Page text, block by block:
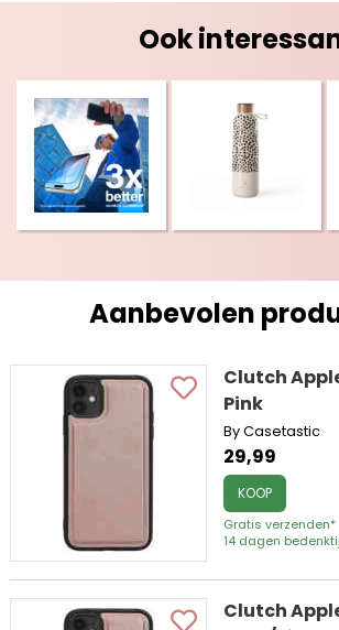
Ook
Aanbevolen
Clutch
Pink
By Casetastic
29,99
KOOP
Gratis verzenden*
14 dagen
Clutch